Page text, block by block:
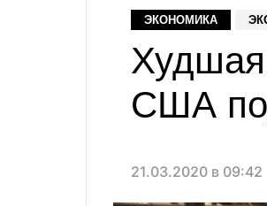
ЭКОНОМИКА
США
21.03.2020 в 09:42